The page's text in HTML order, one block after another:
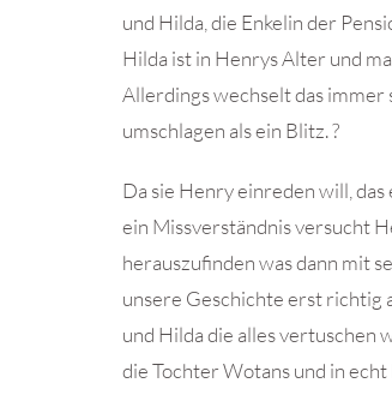
und Hilda, die Enkelin der
Hilda ist in Henrys Alter und
Allerdings wechselt das immer
umschlagen als ein Blitz. ?
Da sie Henry einreden will,
ein Missverständnis versucht
herauszufinden was dann mit
unsere Geschichte erst richtig
und Hilda die alles vertuschen
die Tochter Wotans und in